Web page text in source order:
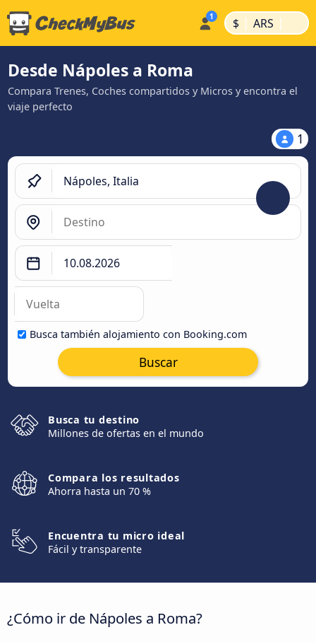
$ | ARS |
Desde Nápoles a Roma
Compara Trenes, Coches compartidos y Micros y encontra el
viaje perfecto
1
Busca también alojamiento con Booking.com
Buscar
Busca tu destino
Millones de ofertas en el mundo
Compara los resultados
Ahorra hasta un 70 %
Encuentra tu micro ideal
Fácil y transparente
¿Cómo ir de Nápoles a Roma?